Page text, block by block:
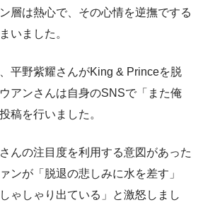
層は熱心で、その心情を逆撫でする
いました。
平野紫耀さんがKing & Princeを脱
アンさんは自身のSNSで「また俺
稿を行いました。
んの注目度を利用する意図があった
ンが「脱退の悲しみに水を差す」
ゃしゃり出ている」と激怒しまし